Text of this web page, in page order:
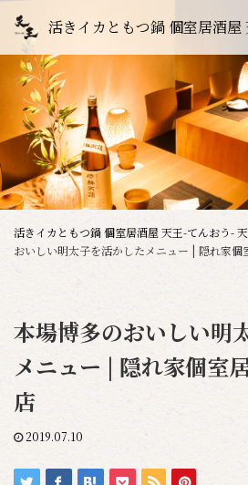
活きイカともつ鍋 個室居酒
活きイカともつ鍋 個室居酒屋 天王-てんおう-
おいしい明太子を活かしたメニュー | 隠れ家個
本場博多のおいしい明
メニュー | 隠れ家個室
店
2019.07.10